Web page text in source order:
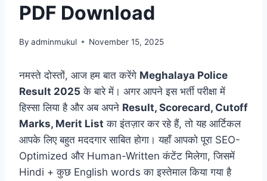
PDF Download
By adminmukul November 15, 2025
नमस्ते दोस्तों, आज हम बात करेंगे Meghalaya Police
Result 2025 के बारे में। अगर आपने इस भर्ती परीक्षा में
हिस्सा लिया है और अब अपने Result, Scorecard, Cutoff
Marks, Merit List का इंतज़ार कर रहे हैं, तो यह आर्टिकल
आपके लिए बहुत मददगार साबित होगा। यहाँ आपको पूरा SEO-
Optimized और Human-Written कंटेंट मिलेगा, जिसमें
Hindi + कुछ English words का इस्तेमाल किया गया है